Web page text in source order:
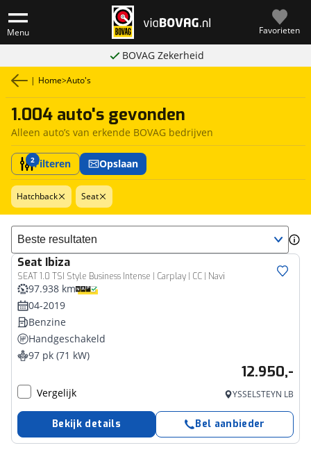
Menu Favorieten
BOVAG Zekerheid
| Home>Auto's
1.004 auto's gevonden
Alleen auto’s van erkende BOVAG bedrijven
2Filteren Opslaan
Hatchback Seat
Sorteer resultaten
Seat Ibiza
SEAT 1.0 TSI Style Business Intense | Carplay | CC | Navi
97.938 km
04-2019
Benzine
Handgeschakeld
97 pk (71 kW)
12.950,-
Vergelijk YSSELSTEYN LB
Bekijk details Bel aanbieder